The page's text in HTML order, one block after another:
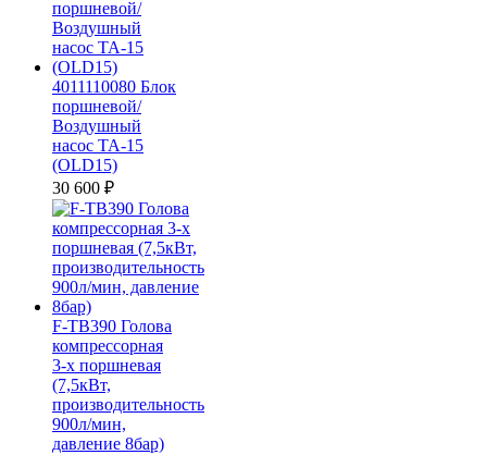
4011110080 Блок
поршневой/
Воздушный
насос ТА-15
(OLD15)
30 600 ₽
F-TB390 Голова
компрессорная
3-х поршневая
(7,5кВт,
производительность
900л/мин,
давление 8бар)